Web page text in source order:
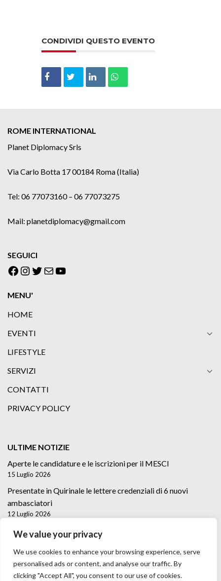
We value your privacy
We use cookies to enhance your browsing experience, serve
personalised ads or content, and analyse our traffic. By
clicking "Accept All", you consent to our use of cookies.
CONDIVIDI QUESTO EVENTO
ROME INTERNATIONAL
Planet Diplomacy Srls
Via Carlo Botta 17 00184 Roma (Italia)
Tel: 06 77073160 – 06 77073275
Mail: planetdiplomacy@gmail.com
SEGUICI
Facebook
Instagram
Twitter
EmailYouTube
MENU'
HOME
EVENTI
LIFESTYLE
SERVIZI
CONTATTI
PRIVACY POLICY
ULTIME NOTIZIE
Aperte le candidature e le iscrizioni per il MESCI
15 Luglio 2026
Presentate in Quirinale le lettere credenziali di 6 nuovi
ambasciatori
12 Luglio 2026
Lettere credenziali di 5 nuovi Ambasciatori